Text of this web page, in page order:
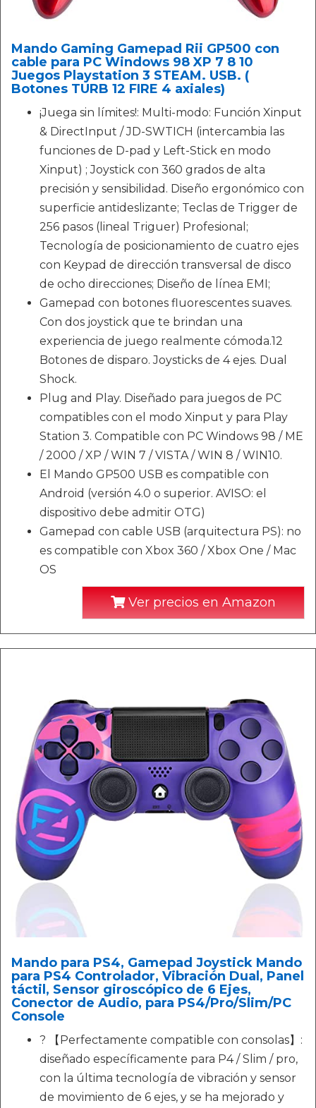
Mando Gaming Gamepad Rii GP500 con
cable para PC Windows 98 XP 7 8 10
Juegos Playstation 3 STEAM. USB. (
Botones TURB 12 FIRE 4 axiales)
¡Juega sin límites!: Multi-modo: Función Xinput
& DirectInput / JD-SWTICH (intercambia las
funciones de D-pad y Left-Stick en modo
Xinput) ; Joystick con 360 grados de alta
precisión y sensibilidad. Diseño ergonómico con
superficie antideslizante; Teclas de Trigger de
256 pasos (lineal Triguer) Profesional;
Tecnología de posicionamiento de cuatro ejes
con Keypad de dirección transversal de disco
de ocho direcciones; Diseño de línea EMI;
Gamepad con botones fluorescentes suaves.
Con dos joystick que te brindan una
experiencia de juego realmente cómoda.12
Botones de disparo. Joysticks de 4 ejes. Dual
Shock.
Plug and Play. Diseñado para juegos de PC
compatibles con el modo Xinput y para Play
Station 3. Compatible con PC Windows 98 / ME
/ 2000 / XP / WIN 7 / VISTA / WIN 8 / WIN10.
El Mando GP500 USB es compatible con
Android (versión 4.0 o superior. AVISO: el
dispositivo debe admitir OTG)
Gamepad con cable USB (arquitectura PS): no
es compatible con Xbox 360 / Xbox One / Mac
OS
Ver precios en Amazon
Mando para PS4, Gamepad Joystick Mando
para PS4 Controlador, Vibración Dual, Panel
táctil, Sensor giroscópico de 6 Ejes,
Conector de Audio, para PS4/Pro/Slim/PC
Console
? 【Perfectamente compatible con consolas】:
diseñado específicamente para P4 / Slim / pro,
con la última tecnología de vibración y sensor
de movimiento de 6 ejes, y se ha mejorado y